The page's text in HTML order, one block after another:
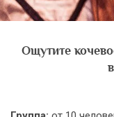
Ощутите